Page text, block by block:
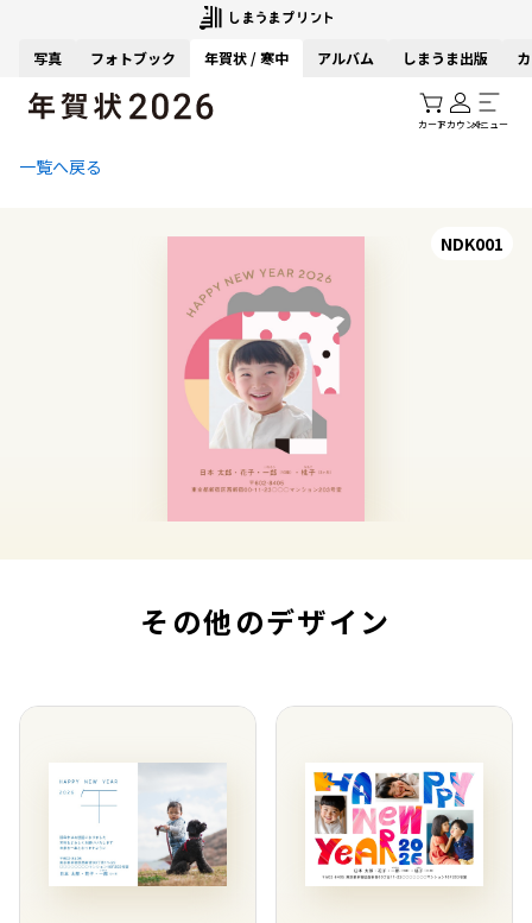
写真 フォトブック 年賀状 / 寒中 アルバム しまうま出版
カートアカウントメニュー
一覧へ戻る
NDK001
その他のデザイン